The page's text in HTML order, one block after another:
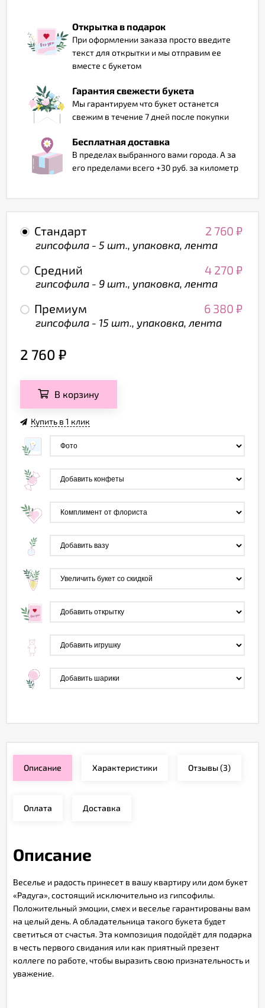
Открытка в подарок
При оформлении заказа просто введите
текст для открытки и мы отправим ее
вместе с букетом
Гарантия свежести букета
Мы гарантируем что букет останется
свежим в течение 7 дней после покупки
Бесплатная доставка
В пределах выбранного вами города. А за
его пределами всего +30 руб. за километр
Стандарт 2 760 ₽
гипсофила - 5 шт., упаковка, лента
Средний 4 270 ₽
гипсофила - 9 шт., упаковка, лента
Премиум 6 380 ₽
гипсофила - 15 шт., упаковка, лента
2 760 ₽
В корзину
Купить в 1 клик
Описание Характеристики Отзывы(3)
Оплата Доставка
Описание
Веселье и радость принесет в вашу квартиру или дом букет
«Радуга», состоящий исключительно из гипсофилы.
Положительный эмоции, смех и веселье гарантированы вам
на целый день. А обладательница такого букета будет
светиться от счастья. Эта композиция подойдёт для подарка
в честь первого свидания или как приятный презент
коллеге по работе, чтобы выразить свою признательность и
уважение.